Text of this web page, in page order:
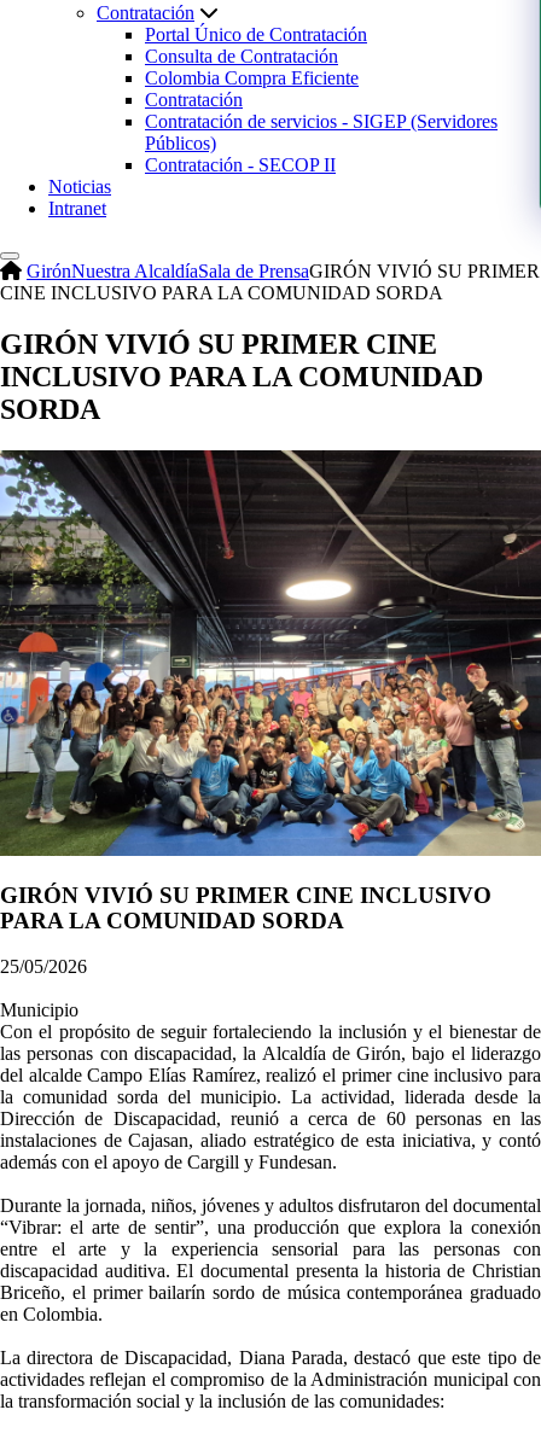
Contratación
Portal Único de Contratación
Consulta de Contratación
Colombia Compra Eficiente
Contratación
Contratación de servicios - SIGEP (Servidores
Públicos)
Contratación - SECOP II
Noticias
Intranet
GirónNuestra AlcaldíaSala de PrensaGIRÓN VIVIÓ SU PRIMER
CINE INCLUSIVO PARA LA COMUNIDAD SORDA
GIRÓN VIVIÓ SU PRIMER CINE
INCLUSIVO PARA LA COMUNIDAD
SORDA
GIRÓN VIVIÓ SU PRIMER CINE INCLUSIVO
PARA LA COMUNIDAD SORDA
25/05/2026
Municipio
Con el propósito de seguir fortaleciendo la inclusión y el bienestar de
las personas con discapacidad, la Alcaldía de Girón, bajo el liderazgo
del alcalde Campo Elías Ramírez, realizó el primer cine inclusivo para
la comunidad sorda del municipio. La actividad, liderada desde la
Dirección de Discapacidad, reunió a cerca de 60 personas en las
instalaciones de Cajasan, aliado estratégico de esta iniciativa, y contó
además con el apoyo de Cargill y Fundesan.
Durante la jornada, niños, jóvenes y adultos disfrutaron del documental
“Vibrar: el arte de sentir”, una producción que explora la conexión
entre el arte y la experiencia sensorial para las personas con
discapacidad auditiva. El documental presenta la historia de Christian
Briceño, el primer bailarín sordo de música contemporánea graduado
en Colombia.
La directora de Discapacidad, Diana Parada, destacó que este tipo de
actividades reflejan el compromiso de la Administración municipal con
la transformación social y la inclusión de las comunidades: